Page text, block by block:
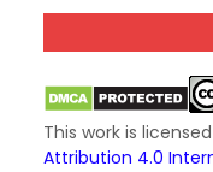
This work is
Attribution 4.0